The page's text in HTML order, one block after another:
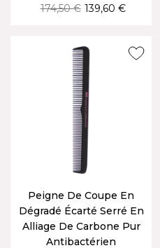
174,50 € 139,60 €
Peigne De Coupe En
Dégradé Écarté Serré En
Alliage De Carbone Pur
Antibactérien